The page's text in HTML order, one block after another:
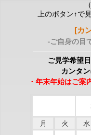
上のボタン↑で
[カ
-ご自身の目
ご見学希望
カンタ
・年末年始はご案
月 火 水